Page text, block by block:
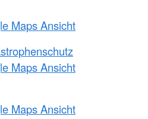
Maps Ansicht
Maps Ansicht
Maps Ansicht